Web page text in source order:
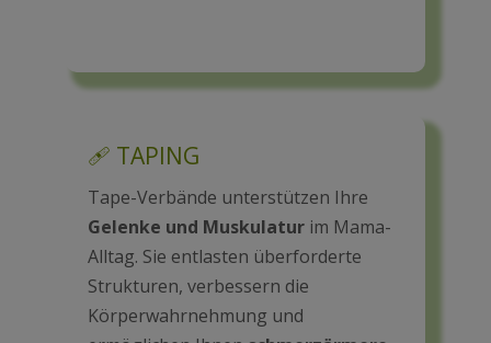
🩹 TAPING
Tape-Verbände unterstützen Ihre
Gelenke und Muskulatur im Mama-
Alltag. Sie entlasten überforderte
Strukturen, verbessern die
Körperwahrnehmung und